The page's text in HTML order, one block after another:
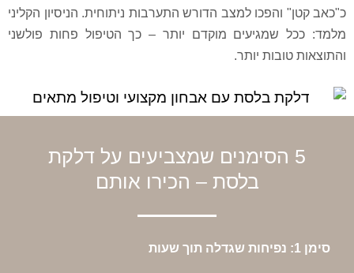
למצב הדורש התערבות ניתוחית. הניסיון הקליני
מוקדם יותר – כך הטיפול פחות פולשני
יותר.
הסימנים שמצביעים על דלקת
בלסת – הכירו אותם